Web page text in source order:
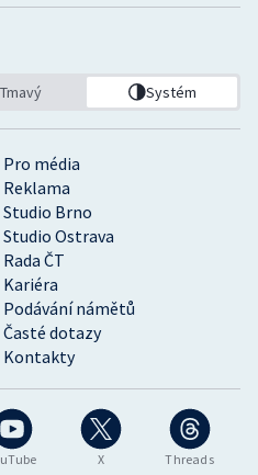
X Threads
Pro média
Reklama
Studio Brno
Studio Ostrava
Rada ČT
Kariéra
Podávání námětů
Časté dotazy
Kontakty
Tmavý Systém